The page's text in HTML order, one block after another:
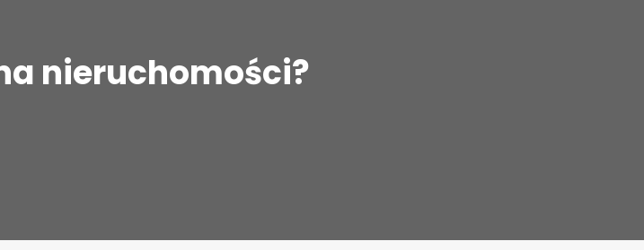
nieruchomości?